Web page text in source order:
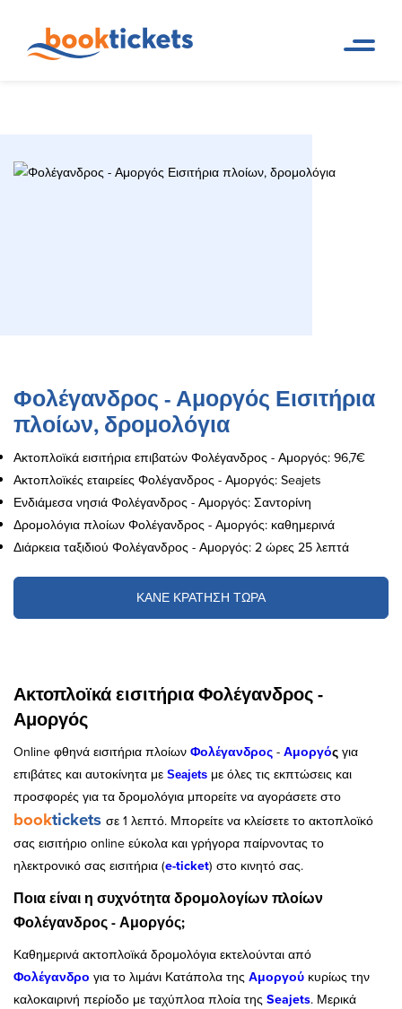
και εισιτήρια πλοίων
Φολέγανδρος - Αμοργός Εισιτήρια
πλοίων, δρομολόγια
Ακτοπλοϊκά εισιτήρια επιβατών Φολέγανδρος - Αμοργός: 96,7€
Ακτοπλοϊκές εταιρείες Φολέγανδρος - Αμοργός: Seajets
Ενδιάμεσα νησιά Φολέγανδρος - Αμοργός: Σαντορίνη
Δρομολόγια πλοίων Φολέγανδρος - Αμοργός: καθημερινά
Διάρκεια ταξιδιού Φολέγανδρος - Αμοργός: 2 ώρες 25 λεπτά
ΚΑΝΕ ΚΡΑΤΗΣΗ ΤΩΡΑ
Ακτοπλοϊκά εισιτήρια Φολέγανδρος -
Αμοργός
Online φθηνά εισιτήρια πλοίων Φολέγανδρος - Αμοργός για
επιβάτες και αυτοκίνητα με Seajets με όλες τις εκπτώσεις και
προσφορές για τα δρομολόγια μπορείτε να αγοράσετε στο
booktickets σε 1 λεπτό. Μπορείτε να κλείσετε το ακτοπλοϊκό
σας εισιτήριο online εύκολα και γρήγορα παίρνοντας το
ηλεκτρονικό σας εισιτήρια (e-ticket) στο κινητό σας.
Ποια είναι η συχνότητα δρομολογίων πλοίων
Φολέγανδρος - Αμοργός;
Καθημερινά ακτοπλοϊκά δρομολόγια εκτελούνται από
Φολέγανδρο για το λιμάνι Κατάπολα της Αμοργού κυρίως την
καλοκαιρινή περίοδο με ταχύπλοα πλοία της Seajets. Μερικά